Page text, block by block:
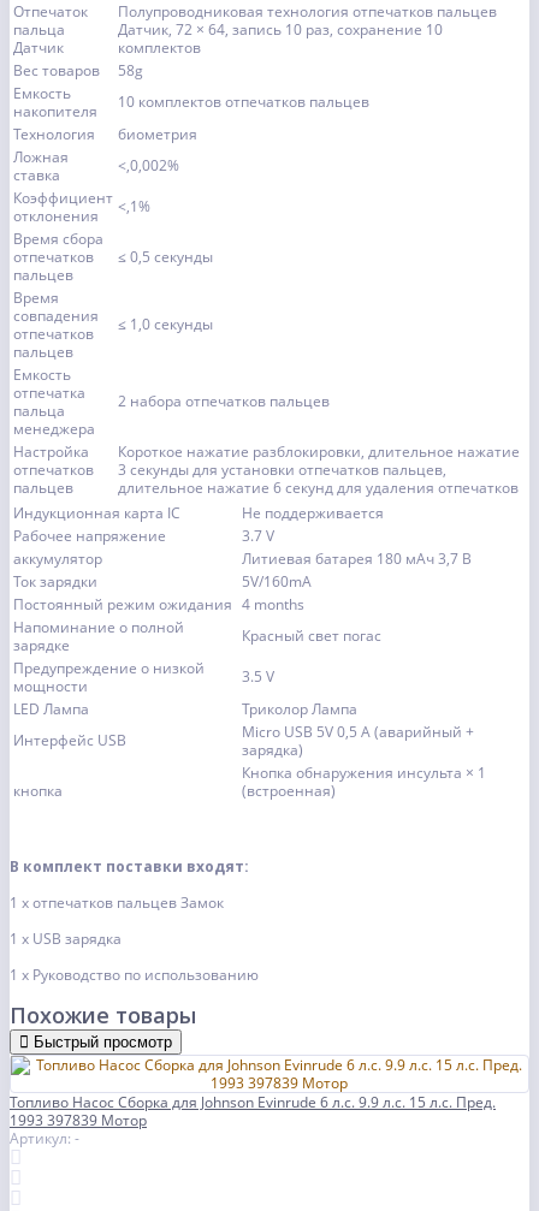
Отпечаток
пальца
Датчик
Полупроводниковая технология отпечатков пальцев
Датчик, 72 × 64, запись 10 раз, сохранение 10
комплектов
Вес товаров
58g
Емкость
накопителя
10 комплектов отпечатков пальцев
Технология
биометрия
Ложная
ставка
<,0,002%
Коэффициент
отклонения
<,1%
Время сбора
отпечатков
пальцев
≤ 0,5 секунды
Время
совпадения
отпечатков
пальцев
≤ 1,0 секунды
Емкость
отпечатка
пальца
менеджера
2 набора отпечатков пальцев
Настройка
отпечатков
пальцев
Короткое нажатие разблокировки, длительное нажатие
3 секунды для установки отпечатков пальцев,
длительное нажатие 6 секунд для удаления отпечатков
Индукционная карта IC
Не поддерживается
Рабочее напряжение
3.7 V
аккумулятор
Литиевая батарея 180 мАч 3,7 В
Ток зарядки
5V/160mA
Постоянный режим ожидания 4 months
Напоминание о полной
зарядке
Красный свет погас
Предупреждение о низкой
мощности
3.5 V
LED Лампа
Триколор Лампа
Интерфейс USB
Micro USB 5V 0,5 A (аварийный +
зарядка)
кнопка
Кнопка обнаружения инсульта × 1
(встроенная)
В комплект поставки входят:
1 х отпечатков пальцев Замок
1 х USB зарядка
1 х Руководство по использованию
Похожие товары
Быстрый просмотр
Топливо Насос Сборка для Johnson Evinrude 6 л.с. 9.9 л.с. 15 л.с. Пред.
1993 397839 Мотор
Артикул: -